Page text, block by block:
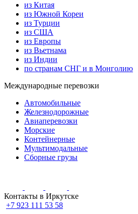
из Китая
из Южной Кореи
из Турции
из США
из Европы
из Вьетнама
из Индии
по странам СНГ и в Монголию
Международные перевозки
Автомобильные
Железнодорожные
Авиаперевозки
Морские
Контейнерные
Мультимодальные
Сборные грузы
Контакты в Иркутске
+7 923 111 53 58